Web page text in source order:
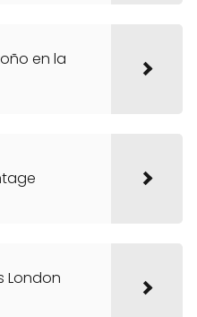
en la
London